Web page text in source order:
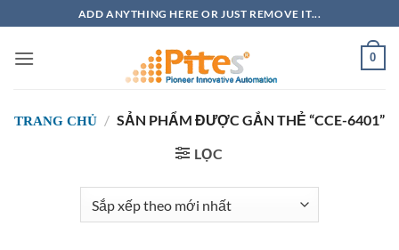
qua
nội
ADD ANYTHING HERE OR JUST REMOVE IT...
0
TRANG CHỦ / SẢN PHẨM ĐƯỢC GẮN THẺ “CCE-6401”
LỌC